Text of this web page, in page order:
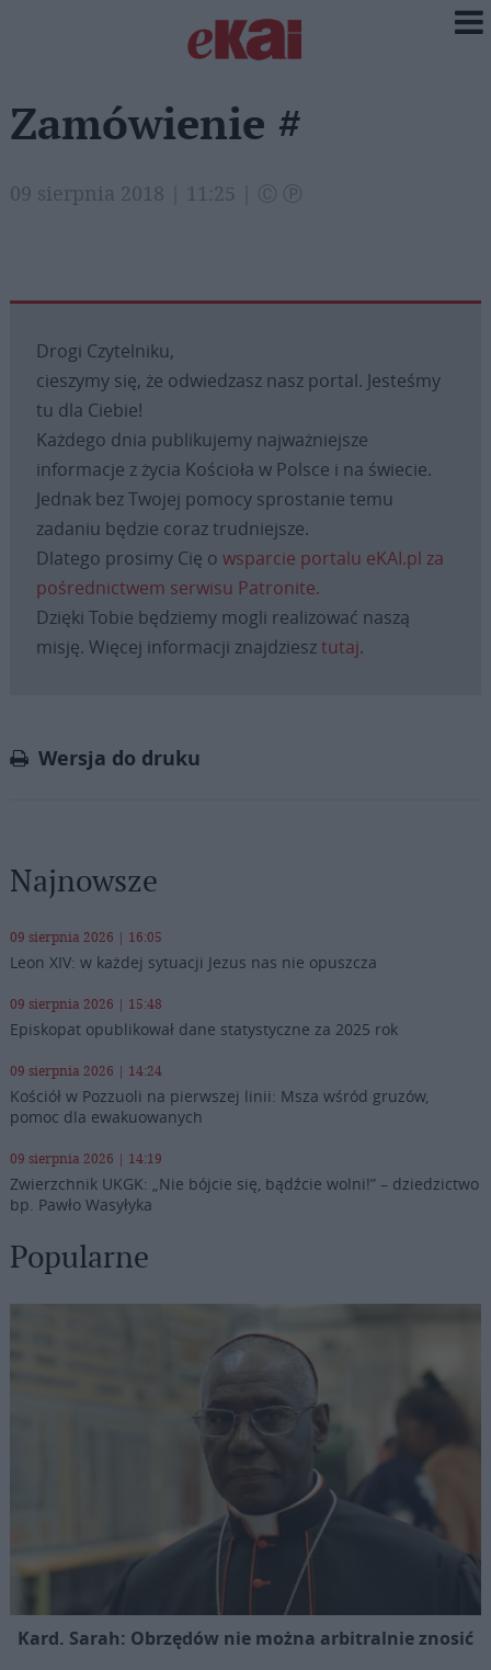
Zamówienie #
09 sierpnia 2018 | 11:25 | Ⓒ Ⓟ
Drogi Czytelniku,
cieszymy się, że odwiedzasz nasz portal. Jesteśmy
tu dla Ciebie!
Każdego dnia publikujemy najważniejsze
informacje z życia Kościoła w Polsce i na świecie.
Jednak bez Twojej pomocy sprostanie temu
zadaniu będzie coraz trudniejsze.
Dlatego prosimy Cię o wsparcie portalu eKAI.pl za
pośrednictwem serwisu Patronite.
Dzięki Tobie będziemy mogli realizować naszą
misję. Więcej informacji znajdziesztutaj.
Wersja do druku
Najnowsze
09 sierpnia 2026 | 16:05
Leon XIV: w każdej sytuacji Jezus nas nie opuszcza
09 sierpnia 2026 | 15:48
Episkopat opublikował dane statystyczne za 2025 rok
09 sierpnia 2026 | 14:24
Kościół w Pozzuoli na pierwszej linii: Msza wśród gruzów,
pomoc dla ewakuowanych
09 sierpnia 2026 | 14:19
Zwierzchnik UKGK: „Nie bójcie się, bądźcie wolni!” – dziedzictwo
bp. Pawło Wasyłyka
Popularne
Kard. Sarah: Obrzędów nie można arbitralnie znosić